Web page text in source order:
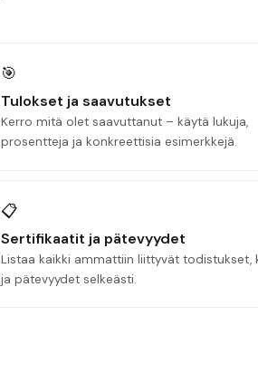
🎯
Tulokset ja saavutukset
Kerro mitä olet saavuttanut – käytä lukuja,
prosentteja ja konkreettisia esimerkkejä.
📋
Sertifikaatit ja pätevyydet
Listaa kaikki ammattiin liittyvät todistukset,
ja pätevyydet selkeästi.